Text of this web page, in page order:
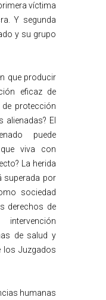
víctima
Y segunda
y su grupo
que producir
eficaz de
protección
El
puede
viva con
La herida
superada por
sociedad
derechos de
de salud y
los Juzgados
humanas